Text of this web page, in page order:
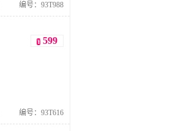
编号：93T988
编号：93T616
¥ 599